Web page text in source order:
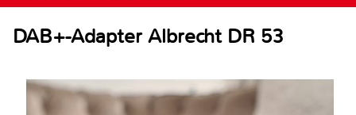
DAB+-Adapter Albrecht DR 53